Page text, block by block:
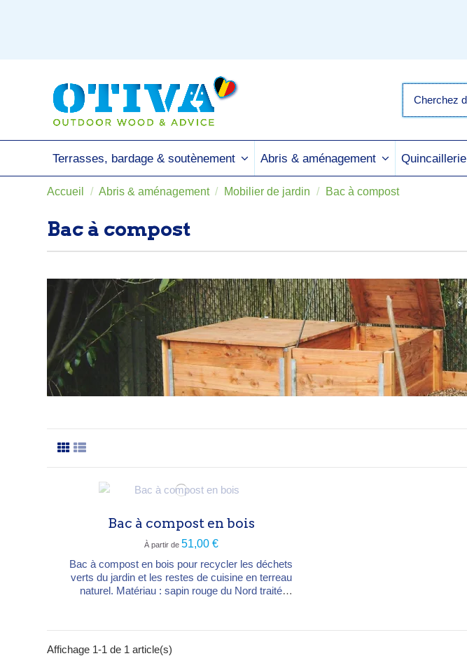
Terrasses, bardage & soutènement Abris & aménagement Quincaillerie
Accueil Abris & aménagement Mobilier de jardin Bac à compost
Bac à compost
Bac à compost en bois
À partir de 51,00 €
Bac à compost en bois pour recycler les déchets
verts du jardin et les restes de cuisine en terreau
naturel. Matériau : sapin rouge du Nord traité
de préférence à l'ombre Alternative durable au
composteur en plastique
Affichage 1-1 de 1 article(s)